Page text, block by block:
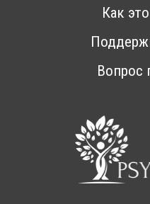
Как
Вопрос